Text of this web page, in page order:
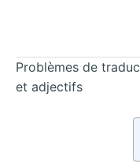
Problèmes de
et adjectifs